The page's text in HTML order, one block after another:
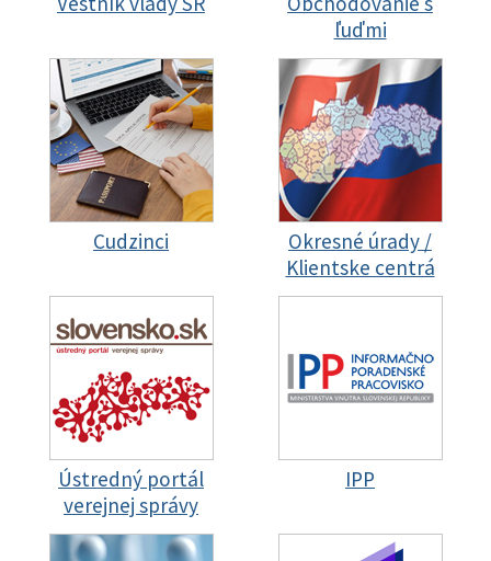
ľuďmi
Cudzinci
Okresné úrady /
Klientske centrá
Ústredný portál
verejnej správy
IPP